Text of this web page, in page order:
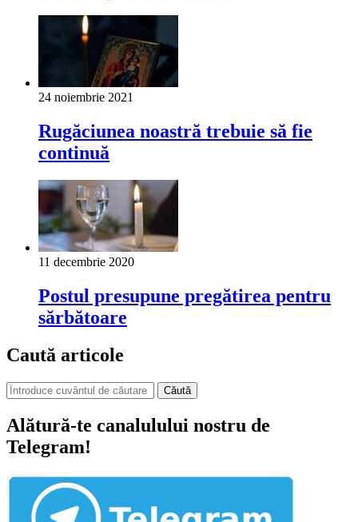
24 noiembrie 2021
Rugăciunea noastră trebuie să fie
continuă
11 decembrie 2020
Postul presupune pregăti­rea pentru
sărbătoare
Caută articole
Căută
Alătură-te canalulului nostru de
Telegram!